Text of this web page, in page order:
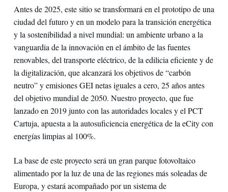
Antes de 2025, este sitio se transformará en el prototipo de una
ciudad del futuro y en un modelo para la transición energética
y la sostenibilidad a nivel mundial: un ambiente urbano a la
vanguardia de la innovación en el ámbito de las fuentes
renovables, del transporte eléctrico, de la edilicia eficiente y de
la digitalización, que alcanzará los objetivos de “carbón
neutro” y emisiones GEI netas iguales a cero, 25 años antes
del objetivo mundial de 2050. Nuestro proyecto, que fue
lanzado en 2019 junto con las autoridades locales y el PCT
Cartuja, apuesta a la autosuficiencia energética de la eCity con
energías limpias al 100%.
La base de este proyecto será un gran parque fotovoltaico
alimentado por la luz de una de las regiones más soleadas de
Europa, y estará acompañado por un sistema de